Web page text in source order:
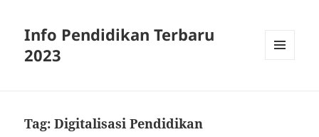
Info Pendidikan Terbaru
2023
Tag:Digitalisasi Pendidikan